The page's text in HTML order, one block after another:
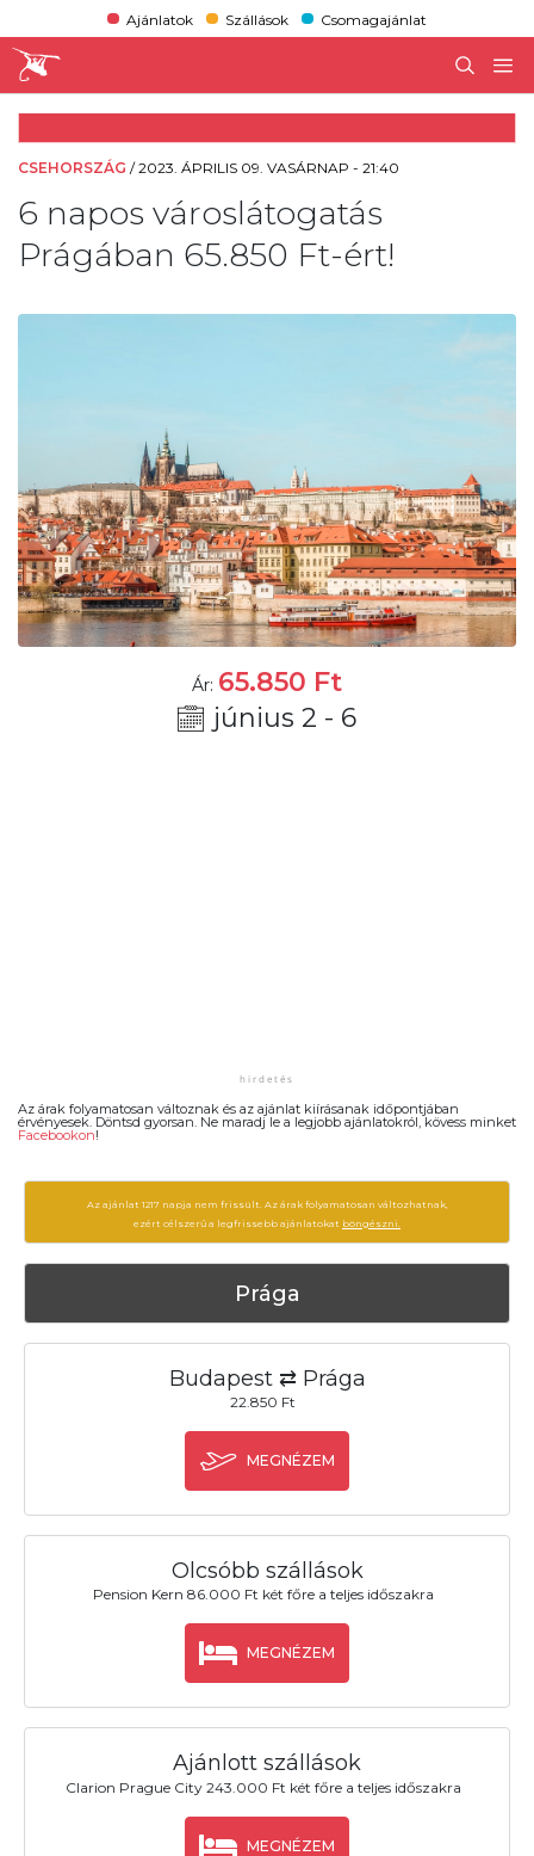
Ajánlatok Szállások Csomagajánlat
CSEHORSZÁG /2023. ÁPRILIS 09. VASÁRNAP - 21:40
6 napos városlátogatás
Prágában 65.850 Ft-ért!
Ár: 65.850 Ft
június 2 - 6
Az árak folyamatosan változnak és az ajánlat kiírásanak időpontjában
érvényesek. Döntsd gyorsan. Ne maradj le a legjobb ajánlatokról, kövess minket
Facebookon!
Az ajánlat 1217 napja nem frissült. Az árak folyamatosan változhatnak,
ezért célszerű a legfrissebb ajánlatokat böngészni.
Prága
Budapest ⇄ Prága
22.850 Ft
MEGNÉZEM
Olcsóbb szállások
Pension Kern 86.000 Ft két főre a teljes időszakra
MEGNÉZEM
Ajánlott szállások
Clarion Prague City 243.000 Ft két főre a teljes időszakra
MEGNÉZEM